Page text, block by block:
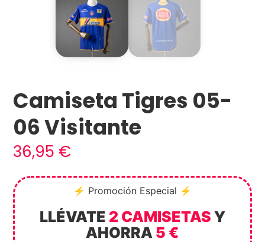
Camiseta Tigres 05-
06 Visitante
36,95 €
⚡ Promoción Especial ⚡
LLÉVATE 2 CAMISETAS Y
AHORRA 5 €